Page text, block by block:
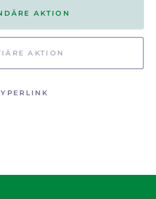
AKTION
AKTION